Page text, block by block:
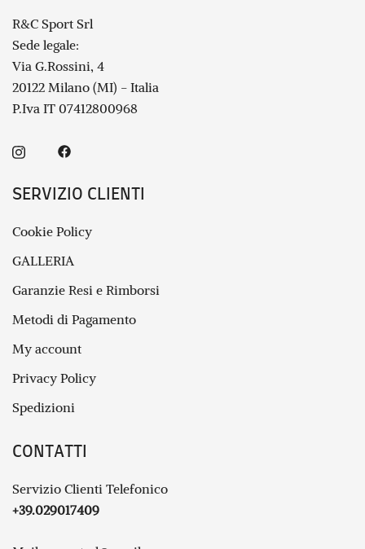
R&C Sport Srl
Sede legale:
Via G.Rossini, 4
20122 Milano (MI) - Italia
P.Iva IT 07412800968
SERVIZIO CLIENTI
Cookie Policy
GALLERIA
Garanzie Resi e Rimborsi
Metodi di Pagamento
My account
Privacy Policy
Spedizioni
CONTATTI
Servizio Clienti Telefonico
+39.029017409